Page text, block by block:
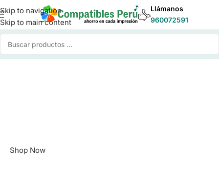
Skip to navigation
Skip to main content
Llámanos
960072591
Shop Now